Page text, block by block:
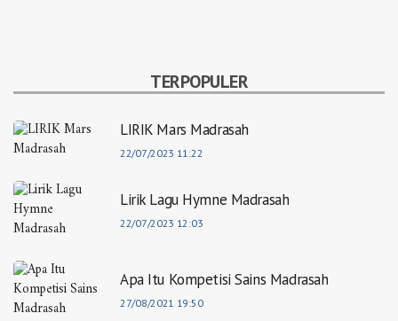
TERPOPULER
LIRIK Mars Madrasah
22/07/2023 11:22
Lirik Lagu Hymne Madrasah
22/07/2023 12:03
Apa Itu Kompetisi Sains Madrasah
27/08/2021 19:50